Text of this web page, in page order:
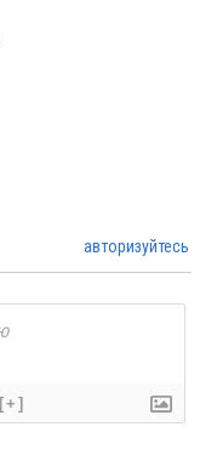
авторизуйтесь
[+]